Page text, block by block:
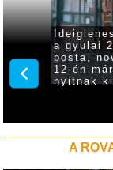
a gyulai
posta,
12-én
nyitnak ki
A